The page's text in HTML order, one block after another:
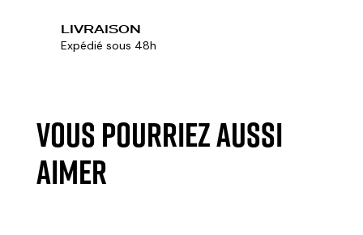
LIVRAISON
Expédié sous 48h
VOUS POURRIEZ AUSSI
AIMER